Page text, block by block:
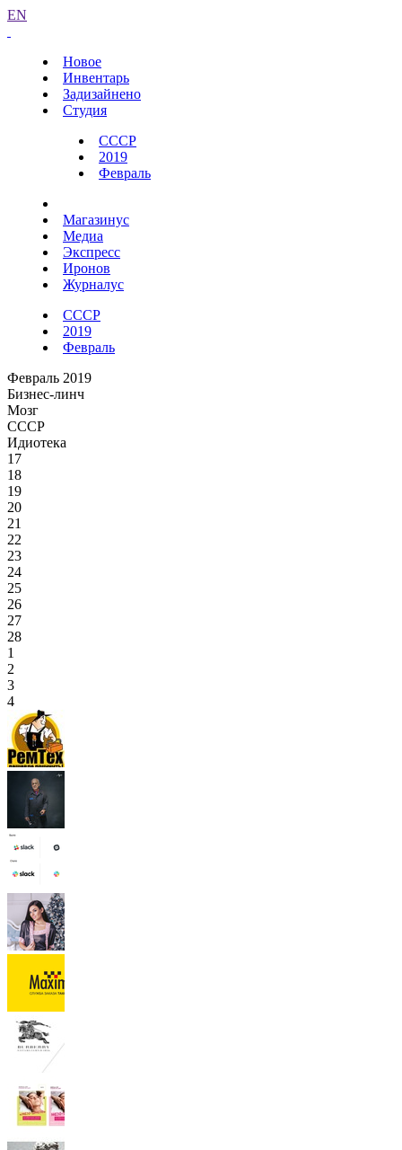
EN
Новое
Инвентарь
Задизайнено
Студия
СССР
2019
Февраль
Магазинус
Медиа
Экспресс
Иронов
Журналус
СССР
2019
Февраль
Февраль 2019
Бизнес-линч
Мозг
СССР
Идиотека
17
18
19
20
21
22
23
24
25
26
27
28
1
2
3
4